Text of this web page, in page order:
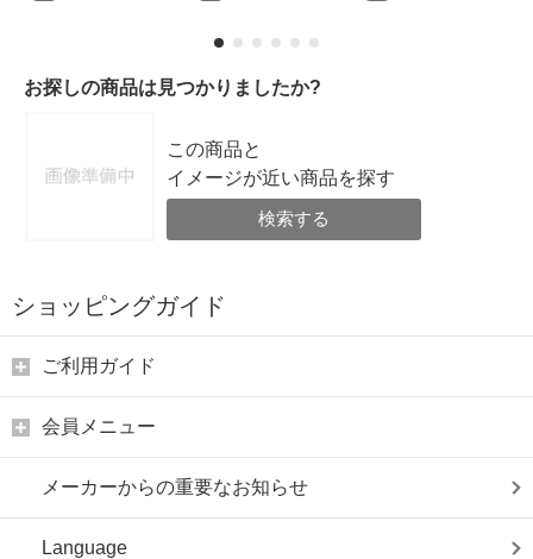
お探しの商品は見つかりましたか?
この商品と
イメージが近い商品を探す
検索する
ショッピングガイド
ご利用ガイド
会員メニュー
メーカーからの重要なお知らせ
Language